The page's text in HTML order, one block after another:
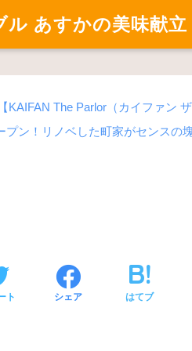
あすかの美味献立
【KAIFAN The Parlor（カイファン
プン！リノベした町家がセンスの
ト シェア はてブ